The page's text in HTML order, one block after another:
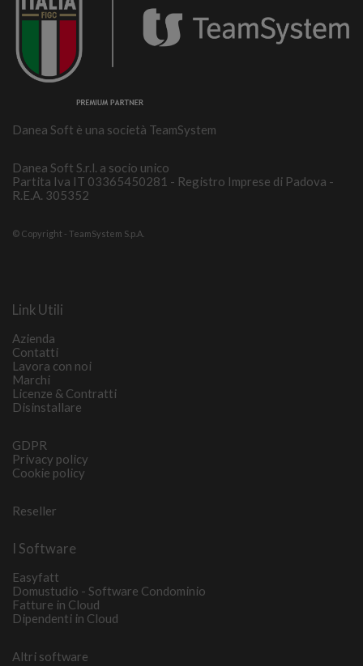
Danea Soft è una società TeamSystem
Danea Soft S.r.l. a socio unico
Partita Iva IT 03365450281 - Registro Imprese di Padova -
R.E.A. 305352
© Copyright - TeamSystem S.p.A.
Link Utili
Azienda
Contatti
Lavora con noi
Marchi
Licenze & Contratti
Disinstallare
GDPR
Privacy policy
Cookie policy
Reseller
I Software
Easyfatt
Domustudio - Software Condominio
Fatture in Cloud
Dipendenti in Cloud
Altri software